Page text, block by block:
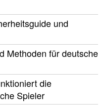
und
Methoden für deutsche
die
Spieler